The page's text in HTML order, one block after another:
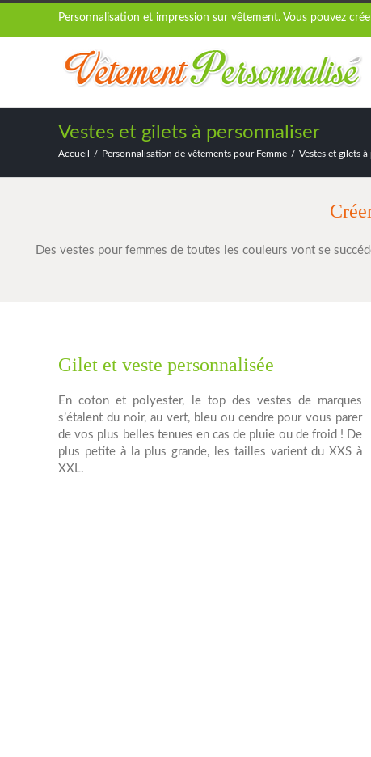
Personnalisation et impression sur vêtement. Vous pouvez
Vestes et gilets à personnaliser
Accueil Personnalisation de vêtements pour Femme Vestes et gilets
Des vestes pour femmes de toutes les couleurs vont se
Gilet et veste personnalisée
En coton et polyester, le top des vestes de marques
s’étalent du noir, au vert, bleu ou cendre pour vous parer
de vos plus belles tenues en cas de pluie ou de froid ! De
plus petite à la plus grande, les tailles varient du XXS à
XXL.